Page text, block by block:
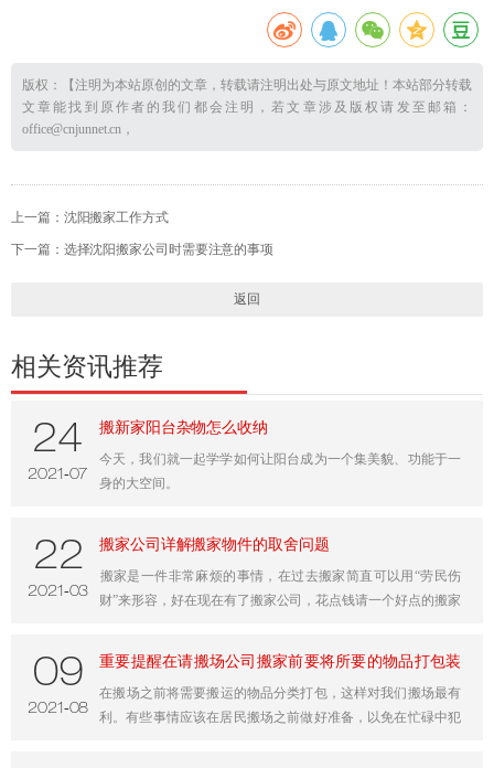
版权：【注明为本站原创的文章，转载请注明出处与原文地址！本站部分转载
文章能找到原作者的我们都会注明，若文章涉及版权请发至邮箱：
office@cnjunnet.cn，
上一篇： 沈阳搬家工作方式
下一篇： 选择沈阳搬家公司时需要注意的事项
返回
相关资讯推荐
24
2021-07
搬新家阳台杂物怎么收纳
今天，我们就一起学学如何让阳台成为一个集美貌、功能于一
身的大空间。
22
2021-03
搬家公司详解搬家物件的取舍问题
​搬家是一件非常麻烦的事情，在过去搬家简直可以用“劳民伤
财”来形容，好在现在有了搬家公司，花点钱请一个好点的搬家
09
2021-08
重要提醒在请搬场公司搬家前要将所要的物品打包装
箱
​在搬场之前将需要搬运的物品分类打包，这样对我们搬场最有
利。有些事情应该在居民搬场之前做好准备，以免在忙碌中犯